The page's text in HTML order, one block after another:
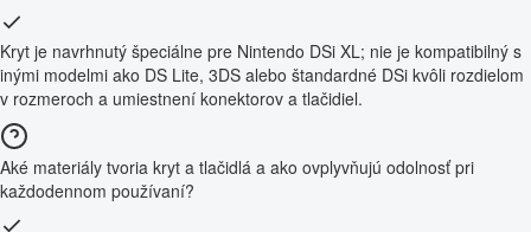
Kryt je navrhnutý špeciálne pre Nintendo DSi XL; nie je kompatibilný s
inými modelmi ako DS Lite, 3DS alebo štandardné DSi kvôli rozdielom
v rozmeroch a umiestnení konektorov a tlačidiel.
Aké materiály tvoria kryt a tlačidlá a ako ovplyvňujú odolnosť pri
každodennom používaní?